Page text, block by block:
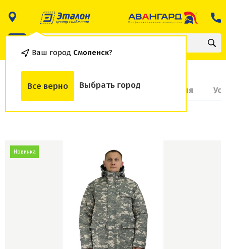
Ваш город Смоленск?
Все верно Выбрать город
О товаре Доставка и оплата Гарантия
Новинка